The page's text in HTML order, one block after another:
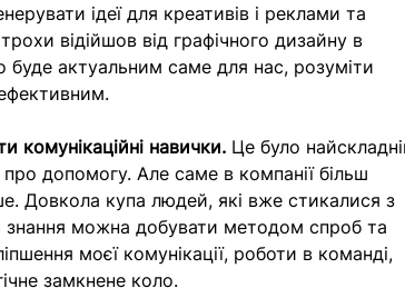
ідеї для креативів і реклами та
відійшов від графічного дизайну в
актуальним саме для нас, розуміти
комунікаційні навички. Це було
допомогу. Але саме в компанії більш
Довкола купа людей, які вже стикалися з
знання можна добувати методом спроб та
моєї комунікації, роботи в команді,
замкнене коло.